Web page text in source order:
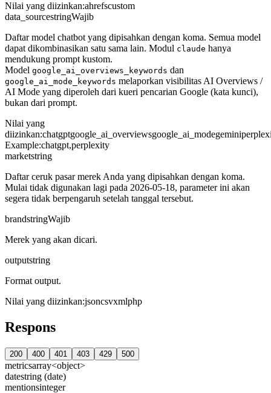
Nilai yang diizinkan:ahrefscustom
data_sourcestringWajib
Daftar model chatbot yang dipisahkan dengan koma. Semua model
dapat dikombinasikan satu sama lain. Modul claude hanya
mendukung prompt kustom.
Model google_ai_overviews_keywords dan
google_ai_mode_keywords melaporkan visibilitas AI Overviews /
AI Mode yang diperoleh dari kueri pencarian Google (kata kunci),
bukan dari prompt.
Nilai yang
diizinkan:chatgptgoogle_ai_overviewsgoogle_ai_modegemini
Example:chatgpt,perplexity
marketstring
Daftar ceruk pasar merek Anda yang dipisahkan dengan koma.
Mulai tidak digunakan lagi pada 2026-05-18, parameter ini akan
segera tidak berpengaruh setelah tanggal tersebut.
brandstringWajib
Merek yang akan dicari.
outputstring
Format output.
Nilai yang diizinkan:jsoncsvxmlphp
Respons
200 400 401 403 429 500
metricsarray<object>
datestring (date)
mentionsinteger